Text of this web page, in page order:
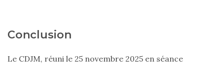
Conclusion
Le CDJM, réuni le 25 novembre 2025 en séance